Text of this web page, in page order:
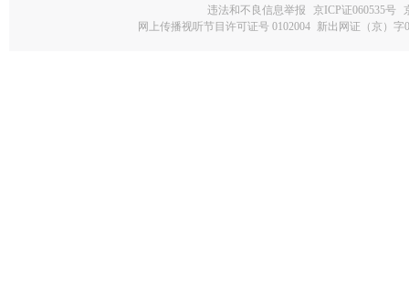
违法和不良信息举报 京ICP证060535号
网上传播视听节目许可证号 0102004 新出网证（京）